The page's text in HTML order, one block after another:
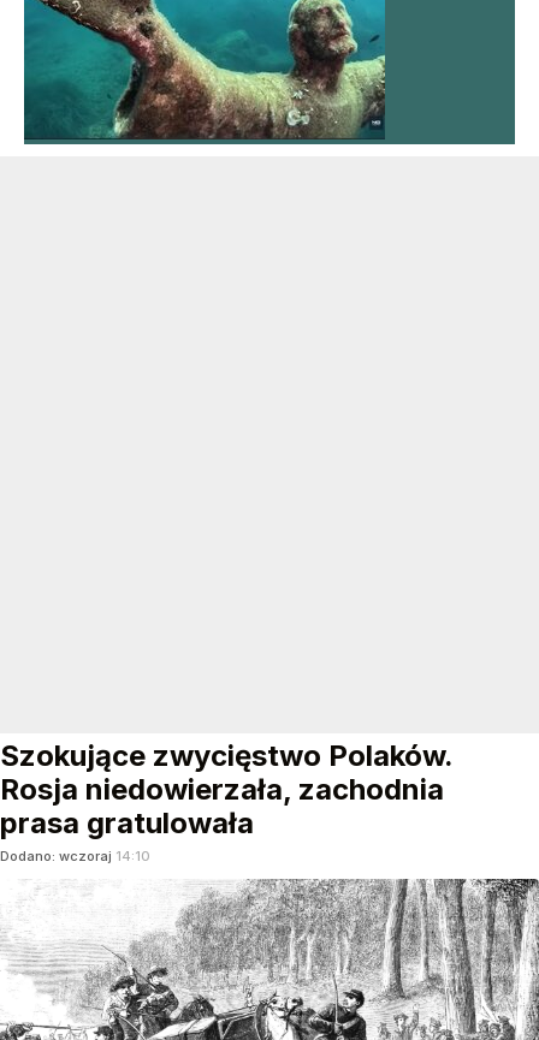
Szokujące zwycięstwo Polaków.
Rosja niedowierzała, zachodnia
prasa gratulowała
Dodano: wczoraj 14:10